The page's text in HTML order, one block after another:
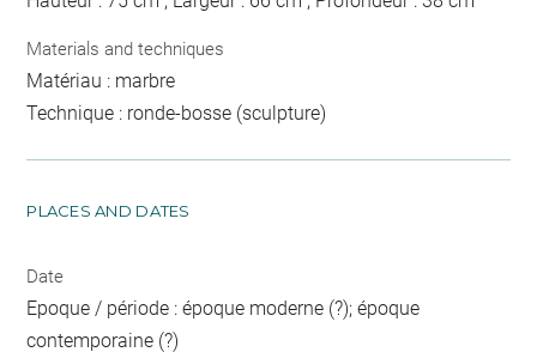
Materials and techniques
Matériau : marbre
Technique : ronde-bosse (sculpture)
PLACES AND DATES
Date
Epoque / période : époque moderne (?); époque
contemporaine (?)